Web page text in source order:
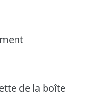
de la boîte